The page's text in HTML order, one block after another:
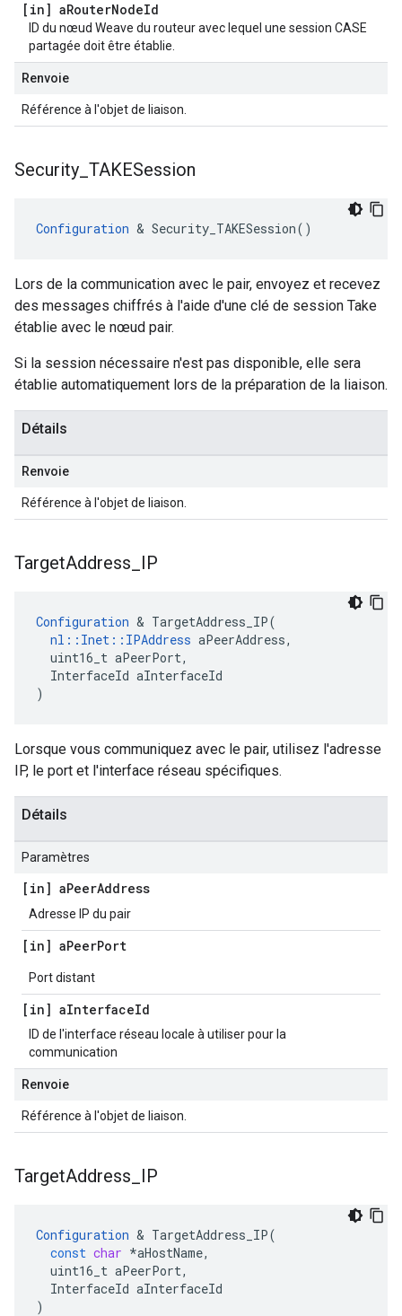
[in] aRouterNodeId
ID du nœud Weave du routeur avec lequel une session CASE
partagée doit être établie.
Renvoie
Référence à l'objet de liaison.
Security TAKESession
Configuration & Security_TAKESession()
Lors de la communication avec le pair, envoyez et recevez
des messages chiffrés à l'aide d'une clé de session Take
établie avec le nœud pair.
Si la session nécessaire n'est pas disponible, elle sera
établie automatiquement lors de la préparation de la liaison.
Détails
Renvoie
Référence à l'objet de liaison.
TargetAddress IP
Configuration & TargetAddress_IP(
nl::Inet::IPAddress aPeerAddress,
  uint16_t aPeerPort,
  InterfaceId aInterfaceId
)
Lorsque vous communiquez avec le pair, utilisez l'adresse
IP, le port et l'interface réseau spécifiques.
Détails
Paramètres
[in] aPeerAddress
Adresse IP du pair
[in] aPeerPort
Port distant
[in] aInterfaceId
ID de l'interface réseau locale à utiliser pour la
communication
Renvoie
Référence à l'objet de liaison.
TargetAddress IP
Configuration & TargetAddress_IP(
const char *aHostName,
uint16_t aPeerPort,
InterfaceId aInterfaceId
)